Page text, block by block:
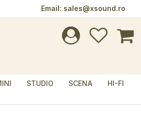
Email: sales@xsound.ro
STUDIO SCENA
HI-FI